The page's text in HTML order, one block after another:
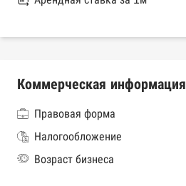
Коммерческая информация
Правовая форма
Налогообложение
Возраст бизнеса